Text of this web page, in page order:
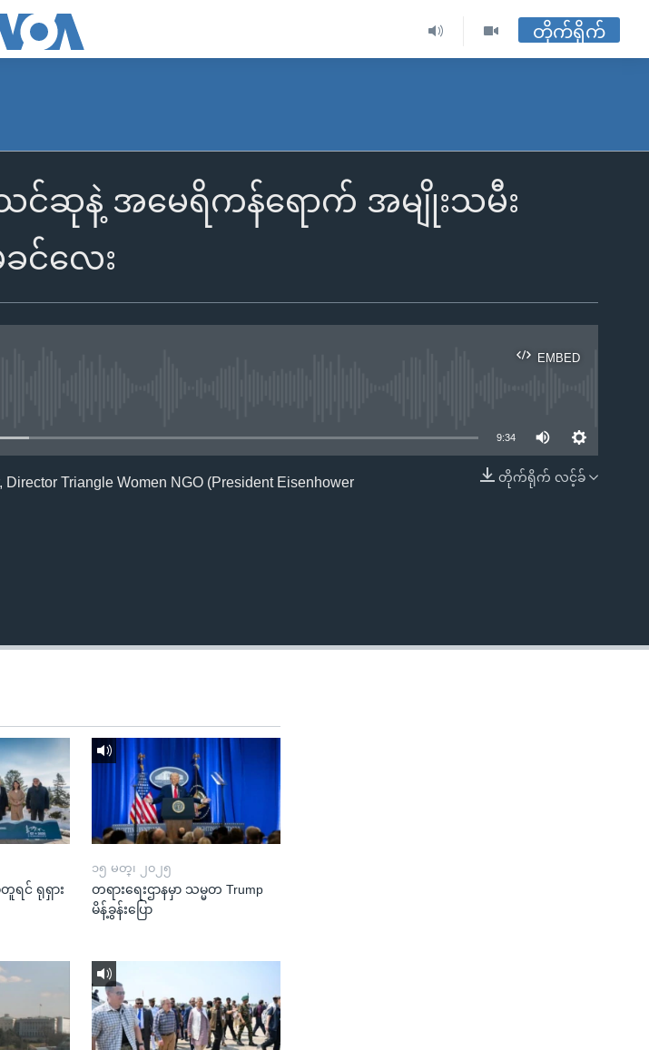
တိုက်ရိုက်
သင်ဆုနဲ့ အမေရိကန်ရောက် အမျိုးသမီး
င်လေး
EMBED
EMBED
9:34
တိုက်ရိုက် လင့်ခ်
Triangle Women NGO (President Eisenhower
ရင် ရုရှား
၁၅ မတ္၊ ၂၀၂၅
တရားရေးဌာနမှာ သမ္မတ Trump
မိန့်ခွန်းပြော